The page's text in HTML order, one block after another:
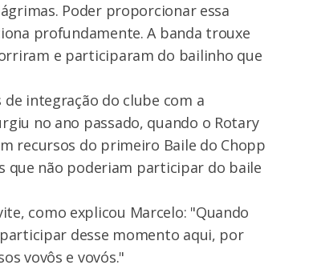
Poder proporcionar essa
profundamente. A banda trouxe
e participaram do bailinho que
integração do clube com a
no ano passado, quando o Rotary
recursos do primeiro Baile do Chopp
que não poderiam participar do baile
como explicou Marcelo: "Quando
desse momento aqui, por
vovôs e vovós."